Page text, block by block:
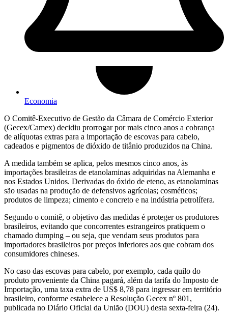
Economia
O Comitê-Executivo de Gestão da Câmara de Comércio Exterior
(Gecex/Camex) decidiu prorrogar por mais cinco anos a cobrança
de alíquotas extras para a importação de escovas para cabelo,
cadeados e pigmentos de dióxido de titânio produzidos na China.
A medida também se aplica, pelos mesmos cinco anos, às
importações brasileiras de etanolaminas adquiridas na Alemanha e
nos Estados Unidos. Derivadas do óxido de eteno, as etanolaminas
são usadas na produção de defensivos agrícolas; cosméticos;
produtos de limpeza; cimento e concreto e na indústria petrolífera.
Segundo o comitê, o objetivo das medidas é proteger os produtores
brasileiros, evitando que concorrentes estrangeiros pratiquem o
chamado dumping – ou seja, que vendam seus produtos para
importadores brasileiros por preços inferiores aos que cobram dos
consumidores chineses.
No caso das escovas para cabelo, por exemplo, cada quilo do
produto proveniente da China pagará, além da tarifa do Imposto de
Importação, uma taxa extra de US$ 8,78 para ingressar em território
brasileiro, conforme estabelece a Resolução Gecex nº 801,
publicada no Diário Oficial da União (DOU) desta sexta-feira (24).